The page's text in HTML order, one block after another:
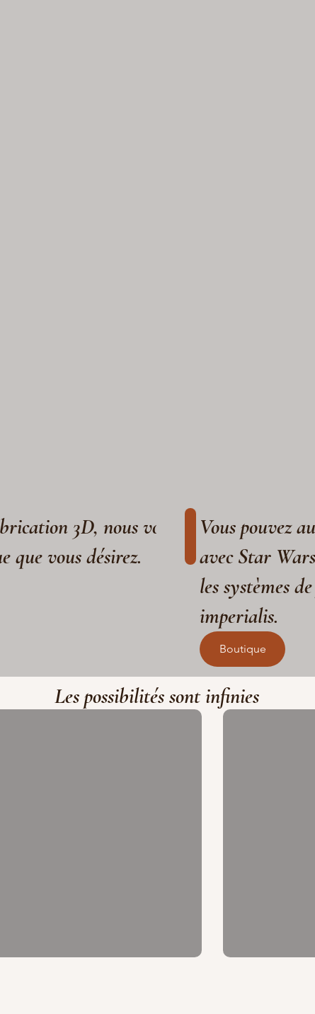
3D, nous vous aidons à réaliser
que vous désirez.
Vous pouvez
avec Star
les systèmes
imperialis.
Boutique
Les possibilités sont infinies